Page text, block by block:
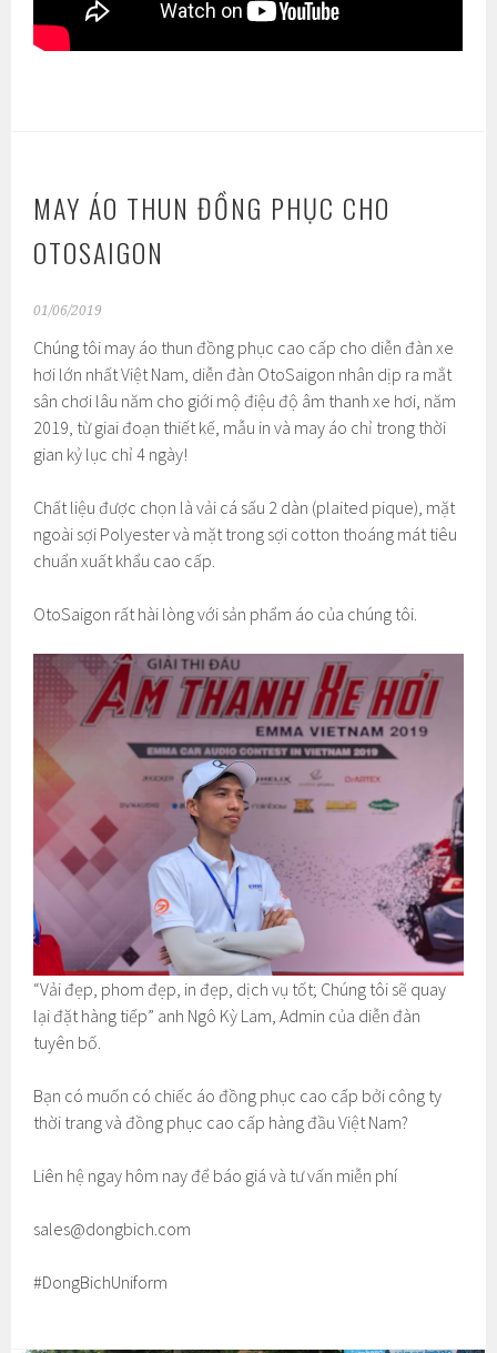
MAY ÁO THUN ĐỒNG PHỤC CHO
OTOSAIGON
01/06/2019
Chúng tôi may áo thun đồng phục cao cấp cho diễn đàn xe
hơi lớn nhất Việt Nam, diễn đàn OtoSaigon nhân dịp ra mắt
sân chơi lâu năm cho giới mộ điệu độ âm thanh xe hơi, năm
2019, từ giai đoạn thiết kế, mẫu in và may áo chỉ trong thời
gian kỷ lục chỉ 4 ngày!
Chất liệu được chọn là vải cá sấu 2 dàn (plaited pique), mặt
ngoài sợi Polyester và mặt trong sợi cotton thoáng mát tiêu
chuẩn xuất khẩu cao cấp.
OtoSaigon rất hài lòng với sản phẩm áo của chúng tôi.
“Vải đẹp, phom đẹp, in đẹp, dịch vụ tốt; Chúng tôi sẽ quay
lại đặt hàng tiếp” anh Ngô Kỳ Lam, Admin của diễn đàn
tuyên bố.
Bạn có muốn có chiếc áo đồng phục cao cấp bởi công ty
thời trang và đồng phục cao cấp hàng đầu Việt Nam?
Liên hệ ngay hôm nay để báo giá và tư vấn miễn phí
sales@dongbich.com
#DongBichUniform